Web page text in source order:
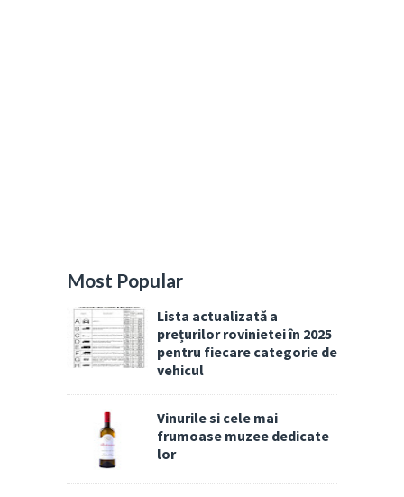
Most Popular
Lista actualizată a
prețurilor rovinietei în 2025
pentru fiecare categorie de
vehicul
Vinurile si cele mai
frumoase muzee dedicate
lor